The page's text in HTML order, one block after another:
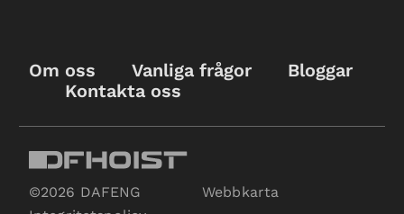
Om oss Vanliga frågor
Bloggar
Kontakta oss
©2026 DAFENG
Webbkarta